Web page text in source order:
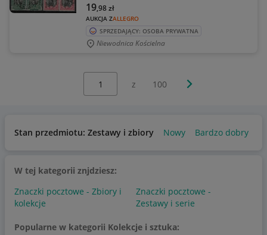
AUKCJA ZALLEGRO
19,98zł
SPRZEDAJĄCY: OSOBA PRYWATNA
Niewodnica Kościelna
z 100 Następna strona
Stan przedmiotu: Zestawy i zbiory Nowy Bardzo dobry
W tej kategorii znjdziesz:
Znaczki pocztowe - Zbiory i
kolekcje
Znaczki pocztowe -
Zestawy i serie
Popularne w kategorii Kolekcje i sztuka: